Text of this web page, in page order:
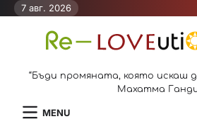
Skip7 авг. 2026
“Бъди промяната, която искаш
Махатма
MENU